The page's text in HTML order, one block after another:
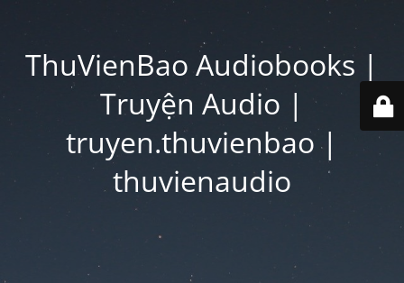
ThuVienBao Audiobooks |
Truyện Audio |
truyen.thuvienbao |
thuvienaudio